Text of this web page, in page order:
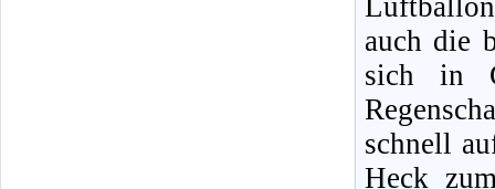
auch die
sich in
schnell
Heck